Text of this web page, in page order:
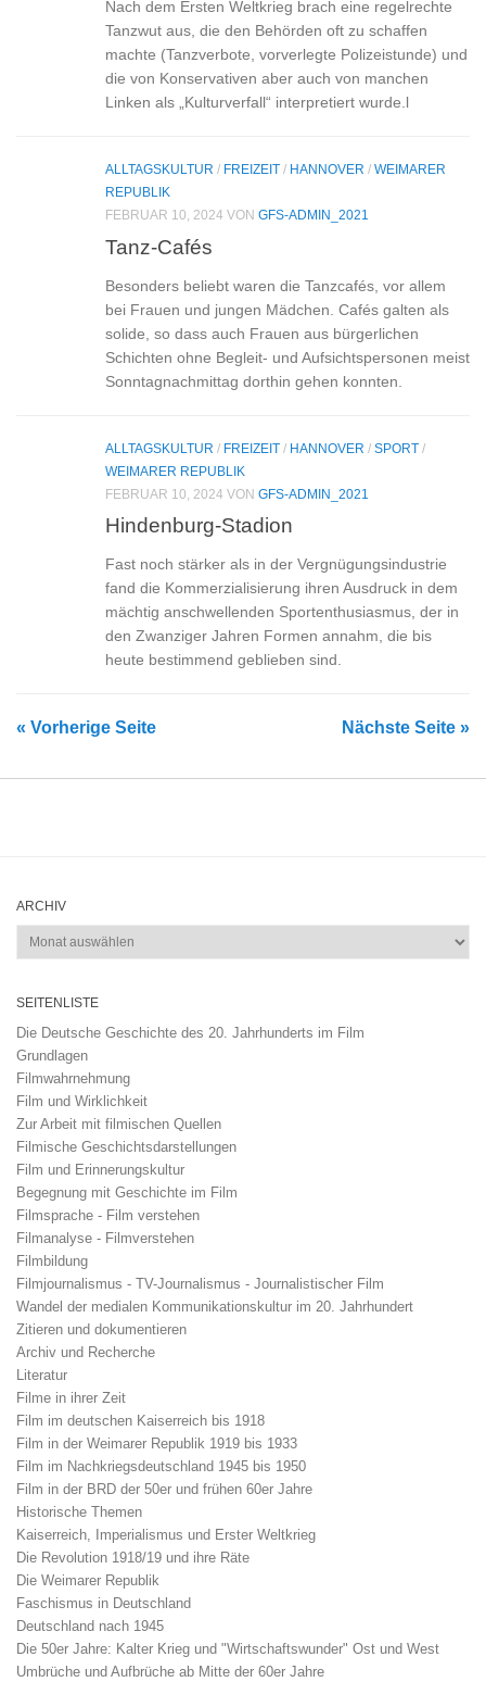
Nach dem Ersten Weltkrieg brach eine regelrechte
Tanzwut aus, die den Behörden oft zu schaffen
machte (Tanzverbote, vorverlegte Polizeistunde) und
die von Konservativen aber auch von manchen
Linken als „Kulturverfall“ interpretiert wurde.l
ALLTAGSKULTUR / FREIZEIT / HANNOVER / WEIMARER
REPUBLIK
FEBRUAR 10, 2024 VON GFS-ADMIN_2021
Tanz-Cafés
Besonders beliebt waren die Tanzcafés, vor allem
bei Frauen und jungen Mädchen. Cafés galten als
solide, so dass auch Frauen aus bürgerlichen
Schichten ohne Begleit- und Aufsichtspersonen meist
Sonntagnachmittag dorthin gehen konnten.
ALLTAGSKULTUR / FREIZEIT / HANNOVER / SPORT /
WEIMARER REPUBLIK
FEBRUAR 10, 2024 VON GFS-ADMIN_2021
Hindenburg-Stadion
Fast noch stärker als in der Vergnügungsindustrie
fand die Kommerzialisierung ihren Ausdruck in dem
mächtig anschwellenden Sportenthusiasmus, der in
den Zwanziger Jahren Formen annahm, die bis
heute bestimmend geblieben sind.
« Vorherige Seite Nächste Seite »
ARCHIV
Archiv
SEITENLISTE
Die Deutsche Geschichte des 20. Jahrhunderts im Film
Grundlagen
Filmwahrnehmung
Film und Wirklichkeit
Zur Arbeit mit filmischen Quellen
Filmische Geschichtsdarstellungen
Film und Erinnerungskultur
Begegnung mit Geschichte im Film
Filmsprache - Film verstehen
Filmanalyse - Filmverstehen
Filmbildung
Filmjournalismus - TV-Journalismus - Journalistischer Film
Wandel der medialen Kommunikationskultur im 20. Jahrhundert
Zitieren und dokumentieren
Archiv und Recherche
Literatur
Filme in ihrer Zeit
Film im deutschen Kaiserreich bis 1918
Film in der Weimarer Republik 1919 bis 1933
Film im Nachkriegsdeutschland 1945 bis 1950
Film in der BRD der 50er und frühen 60er Jahre
Historische Themen
Kaiserreich, Imperialismus und Erster Weltkrieg
Die Revolution 1918/19 und ihre Räte
Die Weimarer Republik
Faschismus in Deutschland
Deutschland nach 1945
Die 50er Jahre: Kalter Krieg und "Wirtschaftswunder" Ost und West
Umbrüche und Aufbrüche ab Mitte der 60er Jahre